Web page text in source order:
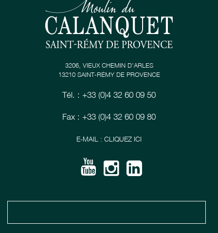
3206, VIEUX CHEMIN D’ARLES
13210 SAINT-RÉMY DE PROVENCE
Tél. : +33 (0)4 32 60 09 50
Fax : +33 (0)4 32 60 09 80
E-MAIL : CLIQUEZ ICI